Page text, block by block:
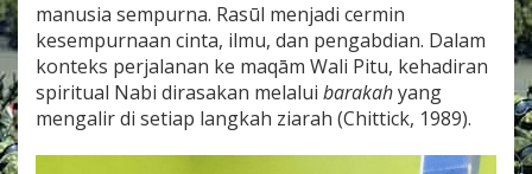
manusia sempurna. Rasūl menjadi cermin
kesempurnaan cinta, ilmu, dan pengabdian. Dalam
konteks perjalanan ke maqām Wali Pitu, kehadiran
spiritual Nabi dirasakan melalui barakahyang
mengalir di setiap langkah ziarah (Chittick, 1989).